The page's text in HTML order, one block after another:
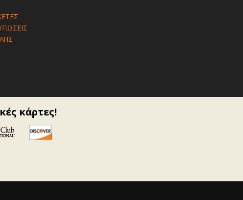
κάρτες!